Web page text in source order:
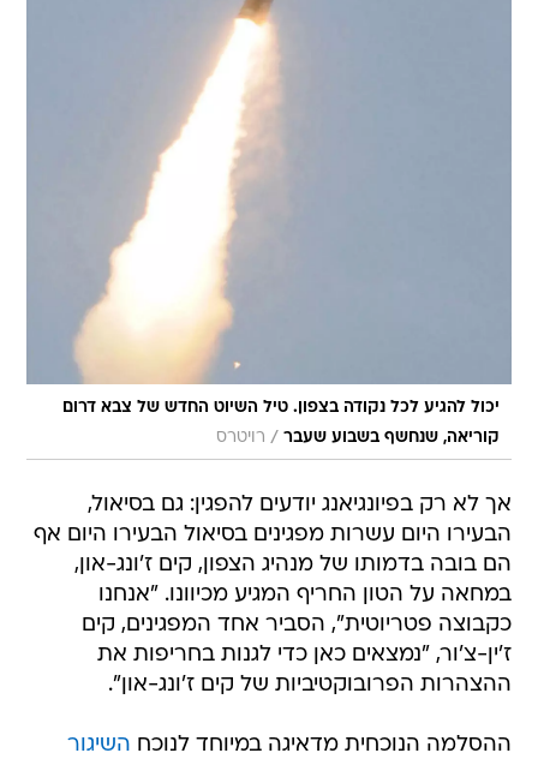
יכול להגיע לכל נקודה בצפון. טיל השיוט החדש של צבא דרום
קוריאה, שנחשף בשבוע שעבר / רויטרס
אך לא רק בפיונגיאנג יודעים להפגין: גם בסיאול,
הבעירו היום עשרות מפגינים בסיאול הבעירו היום אף
הם בובה בדמותו של מנהיג הצפון, קים ז'ונג-און,
במחאה על הטון החריף המגיע מכיוונו. "אנחנו
כקבוצה פטריוטית", הסביר אחד המפגינים, קים
ז'ין-צ'ור, "נמצאים כאן כדי לגנות בחריפות את
ההצהרות הפרובוקטיביות של קים ז'ונג-און".
ההסלמה הנוכחית מדאיגה במיוחד לנוכח השיגור